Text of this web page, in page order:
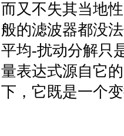
而又不失其当地
般的滤波器都没
平均-扰动分解只
量表达式源自它
下，它既是一个